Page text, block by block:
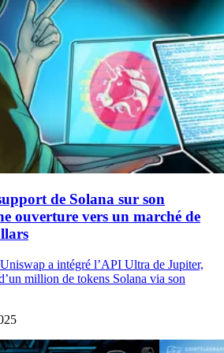
de Solana sur son
ouverture vers un marché de
a intégré l’API Ultra de Jupiter,
million de tokens Solana via son